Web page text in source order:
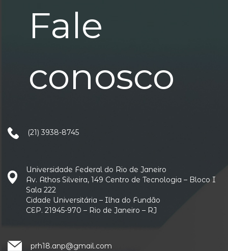
Fale
conosco
(21) 3938-8745
Universidade Federal do Rio de Janeiro
Av. Athos Silveira, 149 Centro de Tecnologia – Bloco I
Sala 222
Cidade Universitária – Ilha do Fundão
CEP. 21945-970 – Rio de Janeiro – RJ
prh18.anp@gmail.com